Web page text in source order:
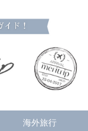
海外旅行